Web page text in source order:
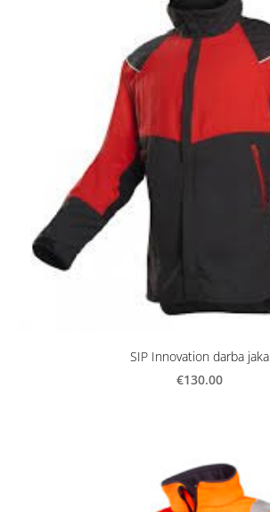
SIP Innovation darba jaka
€130.00